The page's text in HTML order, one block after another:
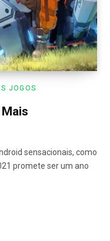
JOGOS
sensacionais, como
promete ser um ano